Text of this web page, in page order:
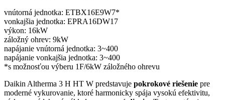
vnútorná jednotka: ETBX16E9W7*
vonkajšia jednotka: EPRA16DW17
výkon: 16kW
záložný ohrev: 9kW
napájanie vnútorná jednotka: 3~400
napájanie vonkajšia jednotka: 3~400
*s možnosťou výberu 1F/6kW záložného ohrevu
Daikin Altherma 3 H HT W predstavuje pokrokové riešenie pre
moderné vykurovanie, ktoré harmonicky spája vysokú efektivitu,